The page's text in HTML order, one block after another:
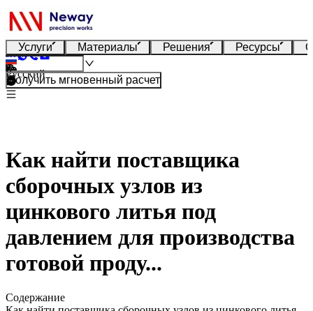
Услуги Материалы Решения Ресурсы
Русский
Получить мгновенный расчет
Как найти поставщика
сборочных узлов из
цинкового литья под
давлением для производства
готовой проду...
Содержание